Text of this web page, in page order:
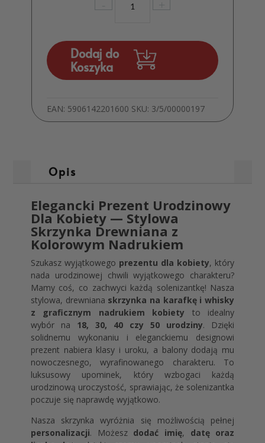
-
Drewniana
Prezent
30
dla
+
Dodaj do
Koszyka
EAN: 5906142201600 SKU: 3/5/00000197
Opis
Elegancki Prezent Urodzinowy
Dla Kobiety — Stylowa
Skrzynka Drewniana z
Kolorowym Nadrukiem
Szukasz wyjątkowego prezentu dla kobiety, który
nada urodzinowej chwili wyjątkowego charakteru?
Mamy coś, co zachwyci każdą solenizantkę! Nasza
stylowa, drewniana skrzynka na karafkę i whisky
z graficznym nadrukiem kobiety to idealny
wybór na 18, 30, 40 czy 50 urodziny. Dzięki
solidnemu wykonaniu i eleganckiemu designowi
prezent nabiera klasy i uroku, a balony dodają mu
nowoczesnego, wyrafinowanego charakteru. To
luksusowy upominek, który wzbogaci każdą
urodzinową uroczystość, sprawiając, że solenizantka
poczuje się naprawdę wyjątkowo.
Nasza skrzynka wyróżnia się możliwością pełnej
personalizacji. Możesz dodać imię, datę oraz